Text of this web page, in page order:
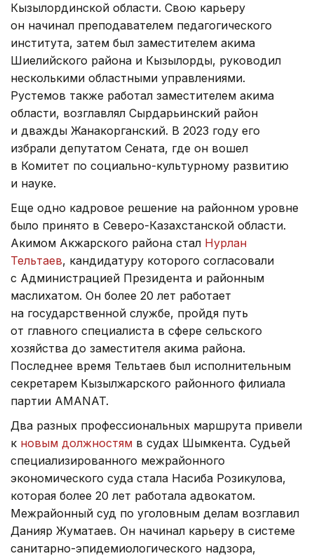
Кызылординской области. Свою карьеру
он начинал преподавателем педагогического
института, затем был заместителем акима
Шиелийского района и Кызылорды, руководил
несколькими областными управлениями.
Рустемов также работал заместителем акима
области, возглавлял Сырдарьинский район
и дважды Жанакорганский. В 2023 году его
избрали депутатом Сената, где он вошел
в Комитет по социально-культурному развитию
и науке.
Еще одно кадровое решение на районном уровне
было принято в Северо-Казахстанской области.
Акимом Акжарского района стал Нурлан
Тельтаев, кандидатуру которого согласовали
с Администрацией Президента и районным
маслихатом. Он более 20 лет работает
на государственной службе, пройдя путь
от главного специалиста в сфере сельского
хозяйства до заместителя акима района.
Последнее время Тельтаев был исполнительным
секретарем Кызылжарского районного филиала
партии AMANAT.
Два разных профессиональных маршрута привели
к новым должностям в судах Шымкента. Судьей
специализированного межрайонного
экономического суда стала Насиба Розикулова,
которая более 20 лет работала адвокатом.
Межрайонный суд по уголовным делам возглавил
Данияр Жуматаев. Он начинал карьеру в системе
санитарно-эпидемиологического надзора,